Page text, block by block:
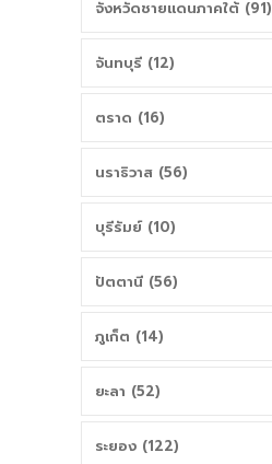
จังหวัดชายแดนภาคใต้ (91)
จันทบุรี (12)
ตราด (16)
นราธิวาส (56)
บุรีรัมย์ (10)
ปัตตานี (56)
ภูเก็ต (14)
ยะลา (52)
ระยอง (122)